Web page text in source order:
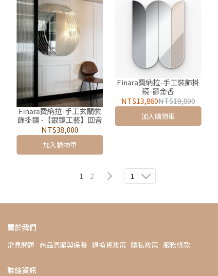
Finara費納拉-手工玄關裝
飾掛鏡 -【銀鏡工藝】回音
NT$38,000
加入購物車
Finara費納拉-手工裝飾掛
鏡-鬱金香
NT$13,860NT$19,800
加入購物車
1 2 1
關於我們
常見問題 商品清潔與保養 退換貨政策 隱私政策 服務條款
聯絡資訊